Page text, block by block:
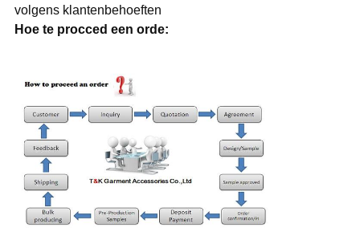
volgens klantenbehoeften
Hoe te procced een orde: